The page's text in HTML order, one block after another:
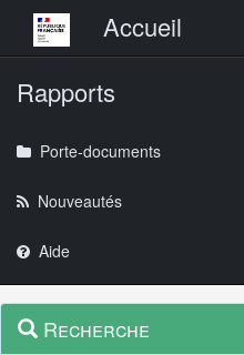
Menu principalAccueil
Rapports
Porte-documents
Nouveautés
Aide
Navigation
Menu
contextuel
Recherche